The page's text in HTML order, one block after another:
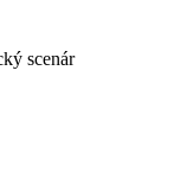
scenár